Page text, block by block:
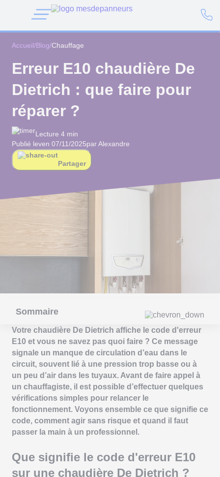
Accueil/Blog/Chauffage
Erreur E10 chaudière De
Dietrich : que faire pour
réparer ?
Lecture 4 min
Publié leven 07/11/2025par Alexandre
Partager
Sommaire
Votre chaudière De Dietrich affiche le code d'erreur
E10 et vous ne savez pas quoi faire ? Ce message
signale un manque de circulation d’eau dans le
circuit, souvent lié à une pression trop basse ou à
un peu d’air dans les tuyaux. Avant de faire appel à
un chauffagiste, il est possible d’effectuer quelques
vérifications simples pour relancer le
fonctionnement. Voyons ensemble ce que signifie ce
code, comment agir sans risque et quand il faut
passer la main à un professionnel.
Que signifie le code d'erreur E10
sur une chaudière De Dietrich ?